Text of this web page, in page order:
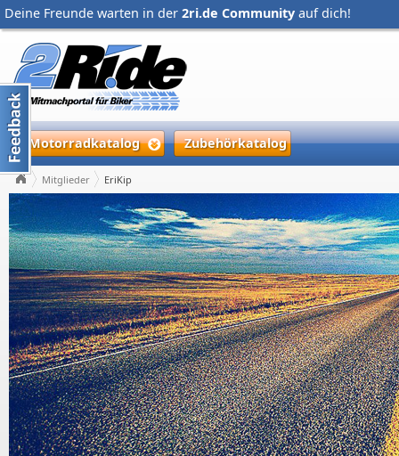
Deine Freunde warten in der 2ri.de Community auf dich!
Motorradkatalog Zubehörkatalog
Mitglieder EriKip